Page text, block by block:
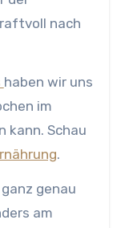
nach
haben wir uns
im
kann. Schau
.
genau
am